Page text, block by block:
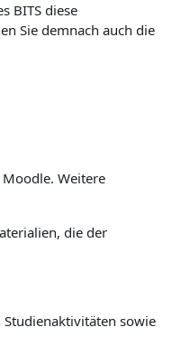
BITS diese
Sie demnach auch die
Weitere
die der
sowie